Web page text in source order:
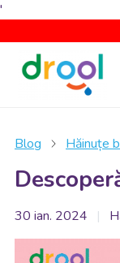
'
Blog Hăinuțe
30 ian. 2024